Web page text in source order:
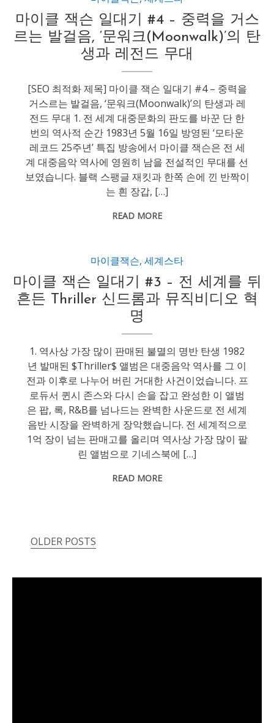
마이클 잭슨 일대기 #4 – 중력을 거스
르는 발걸음, ‘문워크(Moonwalk)’의 탄
생과 레전드 무대
[SEO 최적화 제목] 마이클 잭슨 일대기 #4 – 중력을
거스르는 발걸음, ‘문워크(Moonwalk)’의 탄생과 레
전드 무대 1. 전 세계 대중문화의 판도를 바꾼 단 한
번의 역사적 순간 1983년 5월 16일 방영된 ‘모타운
레코드 25주년’ 특집 방송에서 마이클 잭슨은 전 세
계 대중음악 역사에 영원히 남을 전설적인 무대를 선
보였습니다. 블랙 스팽글 재킷과 한쪽 손에 낀 반짝이
는 흰 장갑, […]
READ MORE
마이클잭슨,세계스타
마이클 잭슨 일대기 #3 – 전 세계를 뒤
흔든 Thriller 신드롬과 뮤직비디오 혁
명
1. 역사상 가장 많이 판매된 불멸의 명반 탄생 1982
년 발매된 $Thriller$ 앨범은 대중음악 역사를 그 이
전과 이후로 나누어 버린 거대한 사건이었습니다. 프
로듀서 퀸시 존스와 다시 손을 잡고 완성한 이 앨범
은 팝, 록, R&B를 넘나드는 완벽한 사운드로 전 세계
음반 시장을 완벽하게 장악했습니다. 전 세계적으로
1억 장이 넘는 판매고를 올리며 역사상 가장 많이 팔
린 앨범으로 기네스북에 […]
READ MORE
Posts
OLDER POSTS